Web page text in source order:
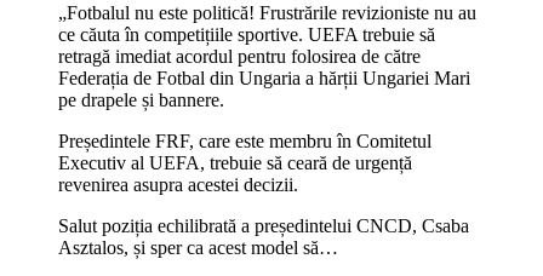
„Fotbalul nu este politică! Frustrările revizioniste nu au
ce căuta în competițiile sportive. UEFA trebuie să
retragă imediat acordul pentru folosirea de către
Federația de Fotbal din Ungaria a hărții Ungariei Mari
pe drapele și bannere.
Președintele FRF, care este membru în Comitetul
Executiv al UEFA, trebuie să ceară de urgență
revenirea asupra acestei decizii.
Salut poziția echilibrată a președintelui CNCD, Csaba
Asztalos, și sper ca acest model să…